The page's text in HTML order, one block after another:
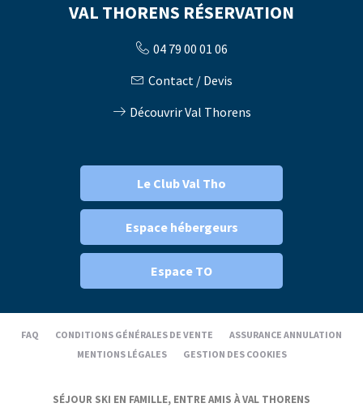
VAL THORENS RÉSERVATION
04 79 00 01 06
Contact / Devis
Découvrir Val Thorens
Le Club Val Tho
Espace hébergeurs
Espace TO
FAQ CONDITIONS GÉNÉRALES DE VENTE
ASSURANCE ANNULATION
MENTIONS LÉGALES
GESTION DES COOKIES
SÉJOUR SKI EN FAMILLE, ENTRE AMIS À VAL THORENS